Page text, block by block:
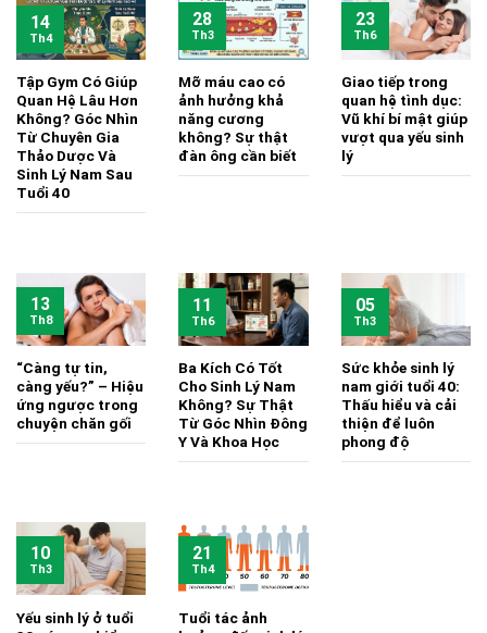
Tập Gym Có Giúp
Quan Hệ Lâu Hơn
Không? Góc Nhìn
Từ Chuyên Gia
Thảo Dược Và
Sinh Lý Nam Sau
Tuổi 40
14
Th4
Mỡ máu cao có
ảnh hưởng khả
năng cương
không? Sự thật
đàn ông cần biết
28
Th3
Giao tiếp trong
quan hệ tình dục:
Vũ khí bí mật giúp
vượt qua yếu sinh
lý
23
Th6
“Càng tự tin,
càng yếu?” – Hiệu
ứng ngược trong
chuyện chăn gối
13
Th8
Ba Kích Có Tốt
Cho Sinh Lý Nam
Không? Sự Thật
Từ Góc Nhìn Đông
Y Và Khoa Học
11
Th6
Sức khỏe sinh lý
nam giới tuổi 40:
Thấu hiểu và cải
thiện để luôn
phong độ
05
Th3
Yếu sinh lý ở tuổi
10
Th3
Tuổi tác ảnh
21
Th4